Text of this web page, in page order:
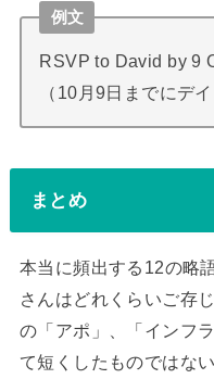
例文
RSVP to David by 9
（10月9日までにデ
まとめ
本当に頻出する12の略
さんはどれくらいご存
の「アポ」、「インフ
て短くしたものではな